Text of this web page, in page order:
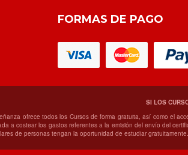
FORMAS DE PAGO
SI LOS
ofrece todos los Cursos de forma gratuita, así como el
a costear los gastos referentes a la emisión del envío del
de personas tengan la oportunidad de estudiar gratuitamente.